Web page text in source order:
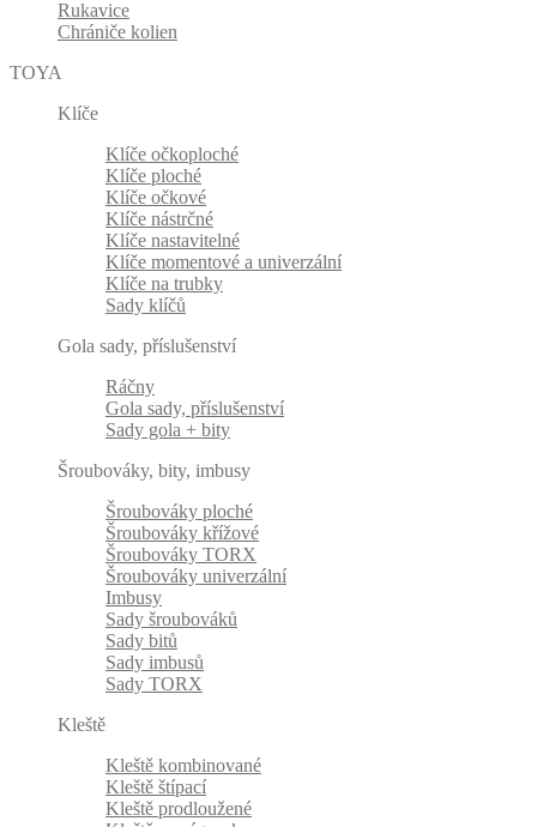
Rukavice
Chrániče kolien
TOYA
Klíče
Klíče očkoploché
Klíče ploché
Klíče očkové
Klíče nástrčné
Klíče nastavitelné
Klíče momentové a univerzální
Klíče na trubky
Sady klíčů
Gola sady, příslušenství
Ráčny
Gola sady, příslušenství
Sady gola + bity
Šroubováky, bity, imbusy
Šroubováky ploché
Šroubováky křížové
Šroubováky TORX
Šroubováky univerzální
Imbusy
Sady šroubováků
Sady bitů
Sady imbusů
Sady TORX
Kleště
Kleště kombinované
Kleště štípací
Kleště prodloužené